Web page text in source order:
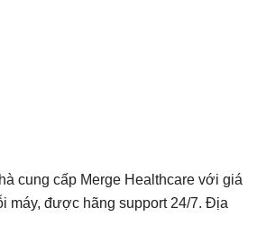
cung cấp Merge Healthcare với giá
máy, được hãng support 24/7. Địa